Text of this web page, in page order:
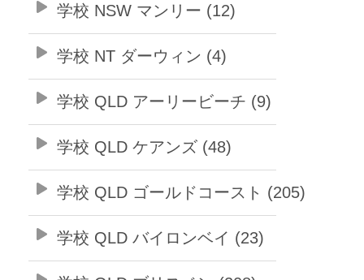
学校 NSW マンリー (12)
学校 NT ダーウィン (4)
学校 QLD アーリービーチ (9)
学校 QLD ケアンズ (48)
学校 QLD ゴールドコースト (205)
学校 QLD バイロンベイ (23)